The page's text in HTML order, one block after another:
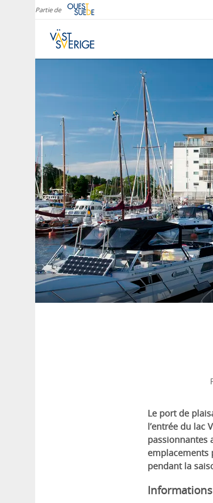
Partie de
Le port de
l’entrée du lac
passionnantes
emplacements
pendant la